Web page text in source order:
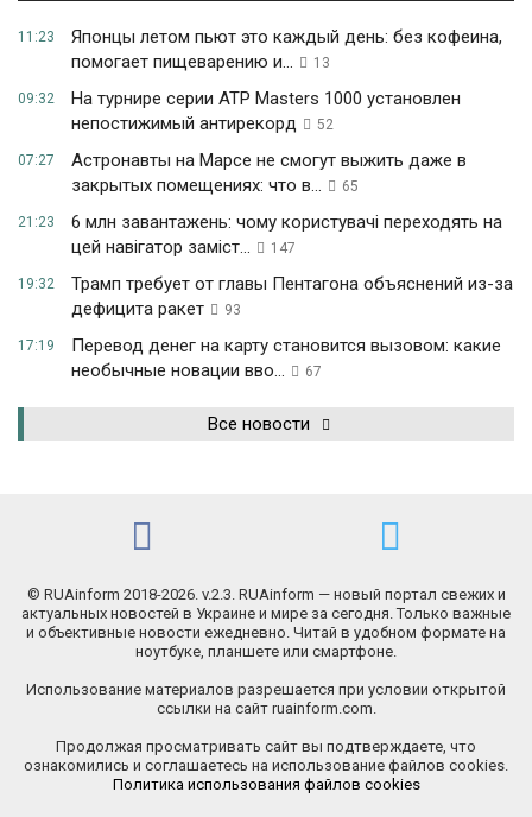
11:23
Японцы летом пьют это каждый день: без кофеина,
помогает пищеварению и...
13
09:32
На турнире серии ATP Masters 1000 установлен
непостижимый антирекорд
52
07:27
Астронавты на Марсе не смогут выжить даже в
закрытых помещениях: что в...
65
21:23
6 млн завантажень: чому користувачі переходять на
цей навігатор заміст...
147
19:32
Трамп требует от главы Пентагона объяснений из-за
дефицита ракет
93
17:19
Перевод денег на карту становится вызовом: какие
необычные новации вво...
67
Все новости
© RUAinform 2018-2026. v.2.3. RUAinform — новый портал свежих и
актуальных новостей в Украине и мире за сегодня. Только важные
и объективные новости ежедневно. Читай в удобном формате на
ноутбуке, планшете или смартфоне.
Использование материалов разрешается при условии открытой
ссылки на сайт ruainform.com.
Продолжая просматривать сайт вы подтверждаете, что
ознакомились и соглашаетесь на использование файлов cookies.
Политика использования файлов cookies